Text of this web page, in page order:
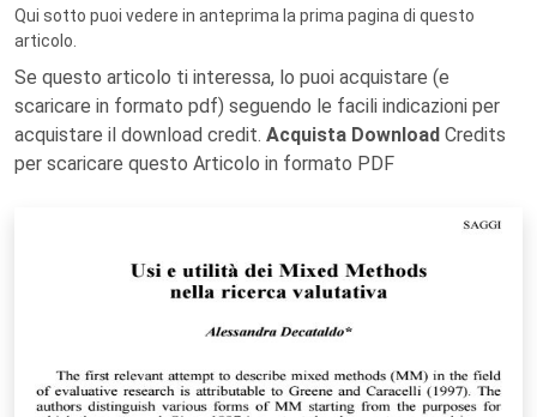
Qui sotto puoi vedere in anteprima la prima pagina di questo
articolo.
Se questo articolo ti interessa, lo puoi acquistare (e
scaricare in formato pdf) seguendo le facili indicazioni per
acquistare il download credit. Acquista Download Credits
per scaricare questo Articolo in formato PDF